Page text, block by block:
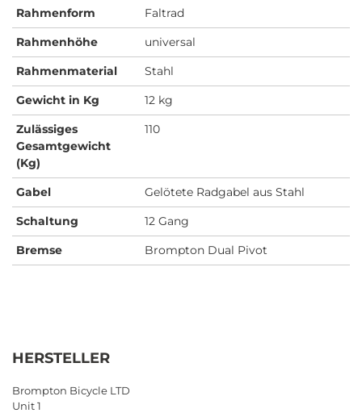
Rahmenform
Faltrad
Rahmenhöhe
universal
Rahmenmaterial
Stahl
Gewicht in Kg
12 kg
Zulässiges
Gesamtgewicht
(Kg)
110
Gabel
Gelötete Radgabel aus Stahl
Schaltung
12 Gang
Bremse
Brompton Dual Pivot
HERSTELLER
Brompton Bicycle LTD
Unit 1